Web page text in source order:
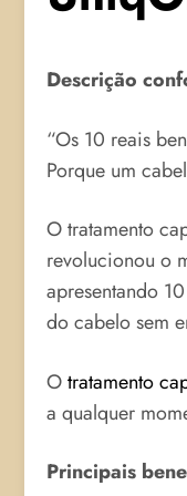
Descrição
“Os 10 reais
Porque um
O tratamento
revolucionou o
apresentando
do cabelo sem
Otratamento
a qualquer
Principais